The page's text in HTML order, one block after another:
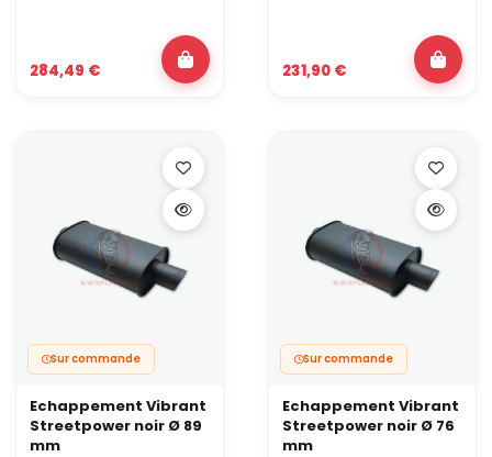
284,49 € 231,90 €
Sur commande
Echappement Vibrant
Streetpower noir Ø 89
mm
Sur commande
Echappement Vibrant
Streetpower noir Ø 76
mm